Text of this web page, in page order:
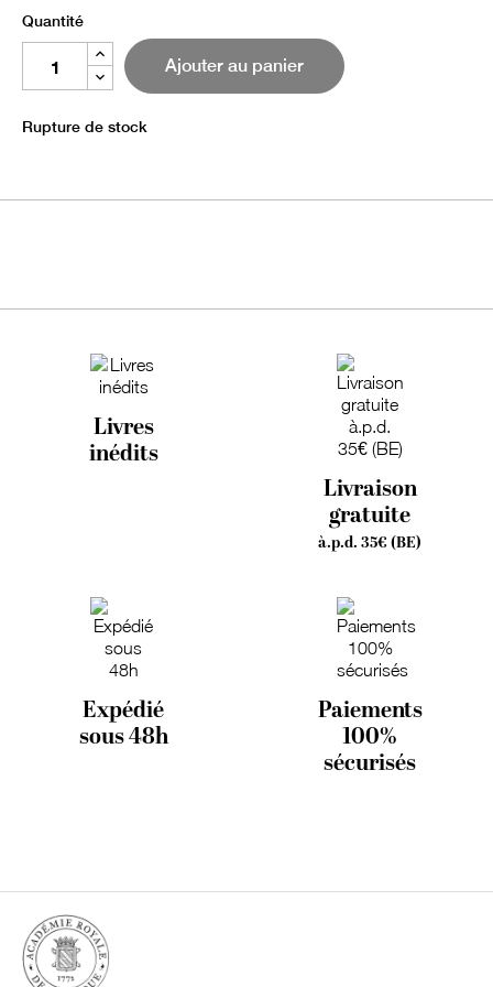
Quantité
Ajouter au panier
Rupture de stock
Livres
inédits
Livraison
gratuite
à.p.d. 35€ (BE)
Expédié
sous 48h
Paiements
100%
sécurisés